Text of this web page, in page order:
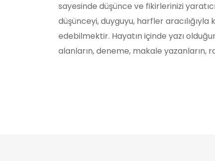
sayesinde düşünce ve fikirlerinizi
düşünceyi, duyguyu, harfler aracılığıyla
edebilmektir. Hayatın içinde yazı
alanların, deneme, makale